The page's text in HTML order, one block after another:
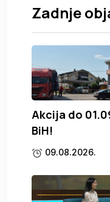
Zadnje
Akcija do
BiH!
09.08.2026.